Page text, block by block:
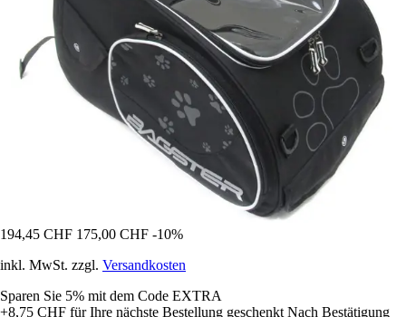
194,45 CHF 175,00 CHF -10%
inkl. MwSt. zzgl. Versandkosten
Sparen Sie 5% mit dem Code EXTRA
+8,75 CHF für Ihre nächste Bestellung geschenkt Nach Bestätigung